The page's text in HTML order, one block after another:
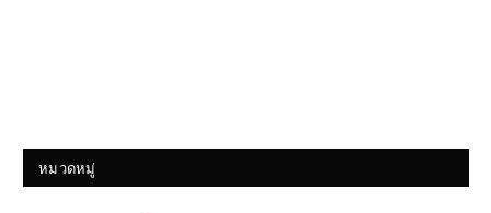
หมวดหมู่